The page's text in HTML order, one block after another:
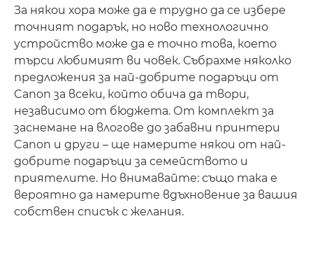
За някои хора може да е трудно да се избере
точният подарък, но ново технологично
устройство може да е точно това, което
търси любимият ви човек. Събрахме няколко
предложения за най-добрите подаръци от
Canon за всеки, който обича да твори,
независимо от бюджета. От комплект за
заснемане на влогове до забавни принтери
Canon и други – ще намерите някои от най-
добрите подаръци за семейството и
приятелите. Но внимавайте: също така е
вероятно да намерите вдъхновение за вашия
собствен списък с желания.